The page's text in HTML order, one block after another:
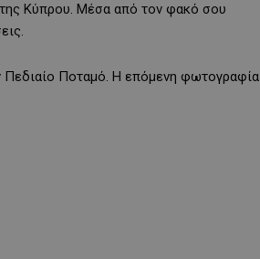
της Κύπρου. Μέσα από τον φακό σου
Πεδιαίο Ποταμό. Η επόμενη φωτογραφία